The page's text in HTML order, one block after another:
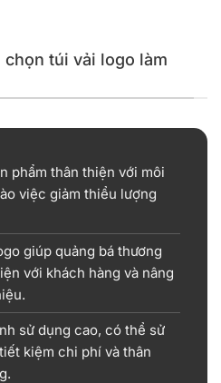
chọn túi vải logo làm
phẩm thân thiện với môi
việc giảm thiểu lượng
giúp quảng bá thương
với khách hàng và nâng
sử dụng cao, có thể sử
kiệm chi phí và thân